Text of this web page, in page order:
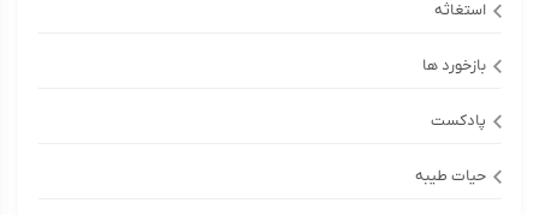
استغاثه
بازخورد ها
پادکست
حیات طیبه